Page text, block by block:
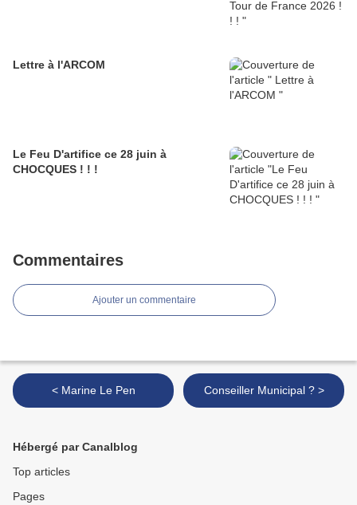
Lettre à l'ARCOM
Le Feu D'artifice ce 28 juin à
CHOCQUES ! ! !
Commentaires
Ajouter un commentaire
< Marine Le Pen Conseiller Municipal ? >
Hébergé par Canalblog
Top articles
Pages